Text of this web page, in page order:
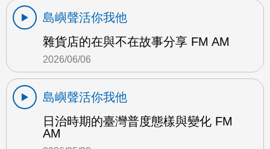
島嶼聲活你我他
雜貨店的在與不在故事分享 FM AM
2026/06/06
島嶼聲活你我他
日治時期的臺灣普度態樣與變化 FM
AM